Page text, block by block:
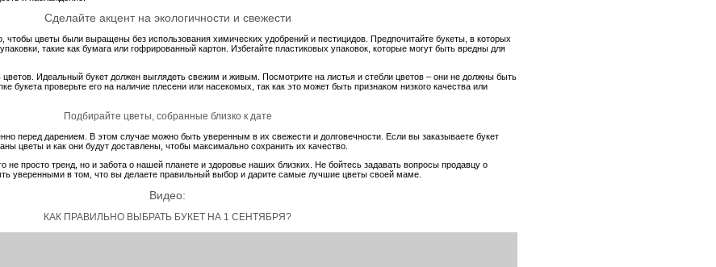
Сделайте акцент на экологичности и свежести
чтобы цветы были выращены без использования химических удобрений и пестицидов. Предпочитайте букеты, в которых
такие как бумага или гофрированный картон. Избегайте пластиковых упаковок, которые могут быть вредны для
цветов. Идеальный букет должен выглядеть свежим и живым. Посмотрите на листья и стебли цветов – они не должны быть
букета проверьте его на наличие плесени или насекомых, так как это может быть признаком низкого качества или
Подбирайте цветы, собранные близко к дате
перед дарением. В этом случае можно быть уверенным в их свежести и долговечности. Если вы заказываете букет
цветы и как они будут доставлены, чтобы максимально сохранить их качество.
не просто тренд, но и забота о нашей планете и здоровье наших близких. Не бойтесь задавать вопросы продавцу о
уверенными в том, что вы делаете правильный выбор и дарите самые лучшие цветы своей маме.
Видео:
КАК ПРАВИЛЬНО ВЫБРАТЬ БУКЕТ НА 1 СЕНТЯБРЯ?